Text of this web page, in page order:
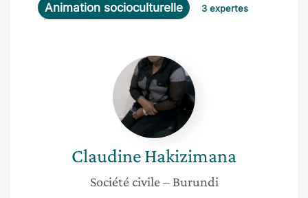
Animation socioculturelle 3 expertes
Claudine
Hakizimana
ClaudineHakizimana
Société civile – Burundi